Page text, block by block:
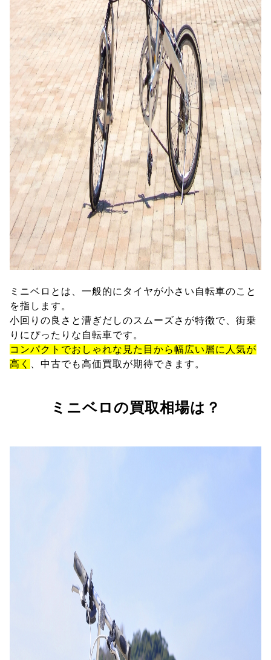
ミニベロとは、一般的にタイヤが小さい自転車のこと
を指します。
小回りの良さと漕ぎだしのスムーズさが特徴で、街乗
りにぴったりな自転車です。
コンパクトでおしゃれな見た目から幅広い層に人気が
高く
、中古でも高価買取が期待できます。
ミニベロの買取相場は？